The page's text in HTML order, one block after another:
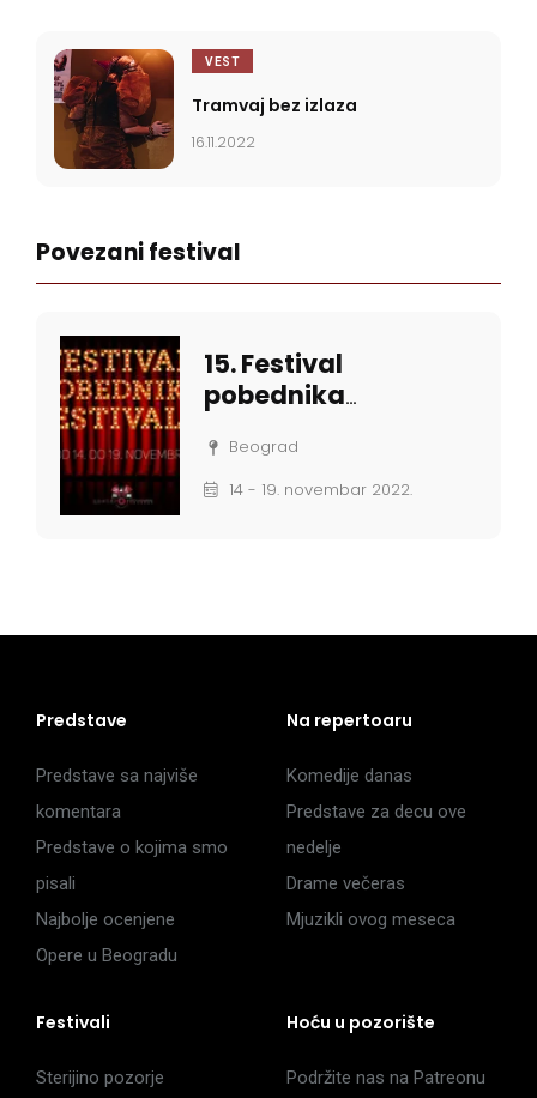
VEST
Tramvaj bez izlaza
16.11.2022
Povezani festival
15. Festival
pobednika
Beograd
14 - 19. novembar 2022.
Predstave
Predstave sa najviše
komentara
Predstave o kojima smo
pisali
Najbolje ocenjene
Opere u Beogradu
Na repertoaru
Komedije danas
Predstave za decu ove
nedelje
Drame večeras
Mjuzikli ovog meseca
Festivali
Sterijino pozorje
Hoću u pozorište
Podržite nas na Patreonu